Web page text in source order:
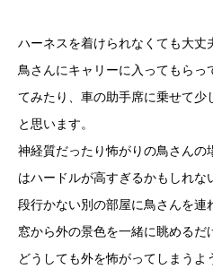
ハーネスを着けられなくても大丈
鳥さんにキャリーに入ってもらっ
てみたり、車の助手席に乗せて少
と思います。
神経質だったり怖がりの鳥さんの
はハードルが高すぎるかもしれ
段行かない別の部屋に鳥さんを連
窓から外の景色を一緒に眺めるだ
どうしても外を怖がってしまう